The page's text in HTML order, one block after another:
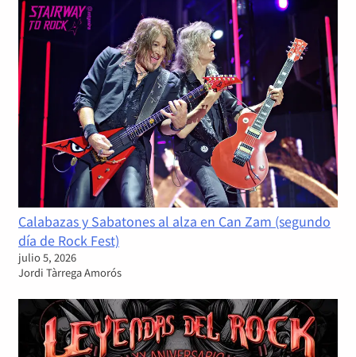
Calabazas y Sabatones al alza en Can Zam (segundo
día de Rock Fest)
julio 5, 2026
Jordi Tàrrega Amorós